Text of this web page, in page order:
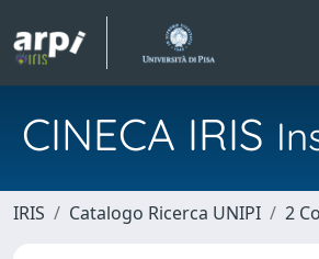
CINECA IRIS
IRIS Catalogo Ricerca UNIPI 2